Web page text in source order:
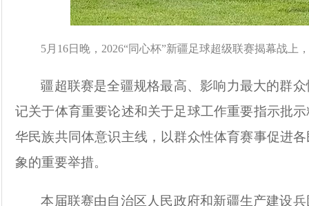
5月16日晚，2026“同心杯”新疆足球超级联赛揭幕战
疆超联赛是全疆规格最高、影响力最大的群
记关于体育重要论述和关于足球工作重要指示批
华民族共同体意识主线，以群众性体育赛事促进
象的重要举措。
本届联赛由自治区人民政府和新疆生产建设